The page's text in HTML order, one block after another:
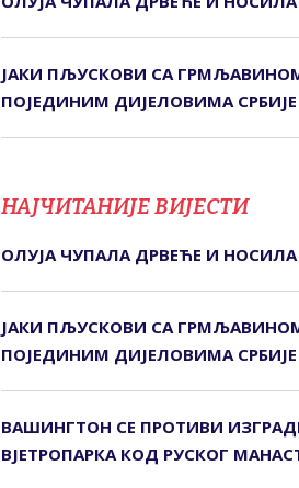
ЈАКИ ПЉУСКОВИ СА
ПОЈЕДИНИМ ДИЈЕЛОВИМА СРБИЈЕ
НАЈЧИТАНИЈЕ ВИЈЕСТИ
ОЛУЈА ЧУПАЛА ДРВЕЋЕ И
ЈАКИ ПЉУСКОВИ СА
ПОЈЕДИНИМ ДИЈЕЛОВИМА СРБИЈЕ
ВАШИНГТОН СЕ ПРОТИВИ
ВЈЕТРОПАРКА КОД РУСКОГ